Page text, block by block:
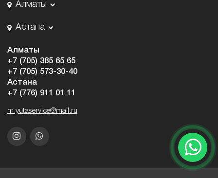
Алматы
Астана
Алматы
+7 (705) 385 65 65
+7 (705) 573-30-40
Астана
+7 (776) 911 01 11
m.yutaservice@mail.ru